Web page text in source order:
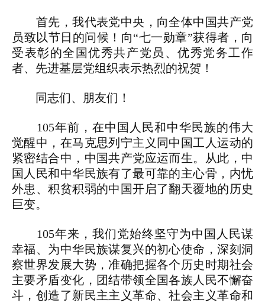
首先，我代表党中央，向全体中国共产党
员致以节日的问候！向“七一勋章”获得者，向
受表彰的全国优秀共产党员、优秀党务工作
者、先进基层党组织表示热烈的祝贺！
同志们、朋友们！
105年前，在中国人民和中华民族的伟大
觉醒中，在马克思列宁主义同中国工人运动的
紧密结合中，中国共产党应运而生。从此，中
国人民和中华民族有了最可靠的主心骨，内忧
外患、积贫积弱的中国开启了翻天覆地的历史
巨变。
105年来，我们党始终坚守为中国人民谋
幸福、为中华民族谋复兴的初心使命，深刻洞
察世界发展大势，准确把握各个历史时期社会
主要矛盾变化，团结带领全国各族人民不懈奋
斗，创造了新民主主义革命、社会主义革命和